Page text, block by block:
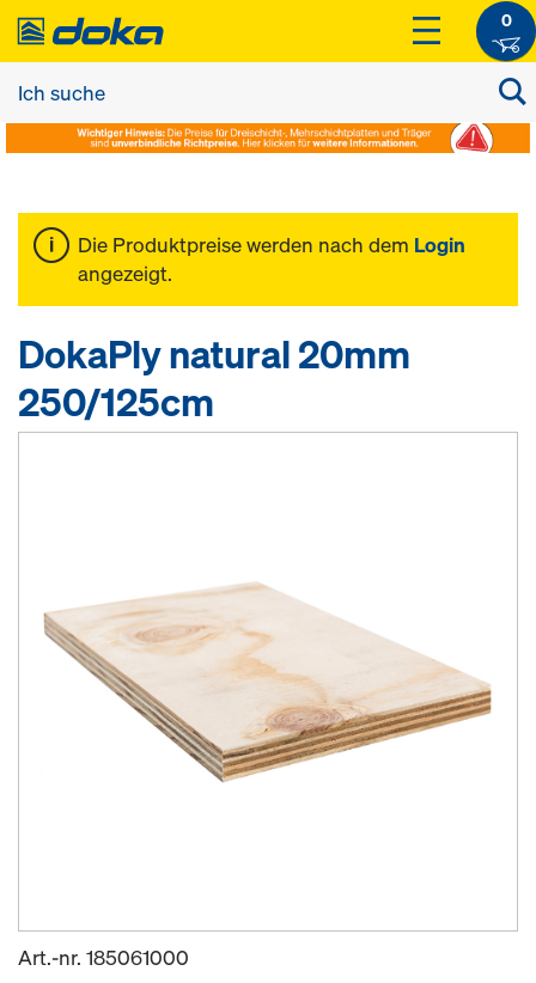
0
Die Produktpreise werden nach dem Login
angezeigt.
DokaPly natural 20mm
250/125cm
Art.-nr. 185061000